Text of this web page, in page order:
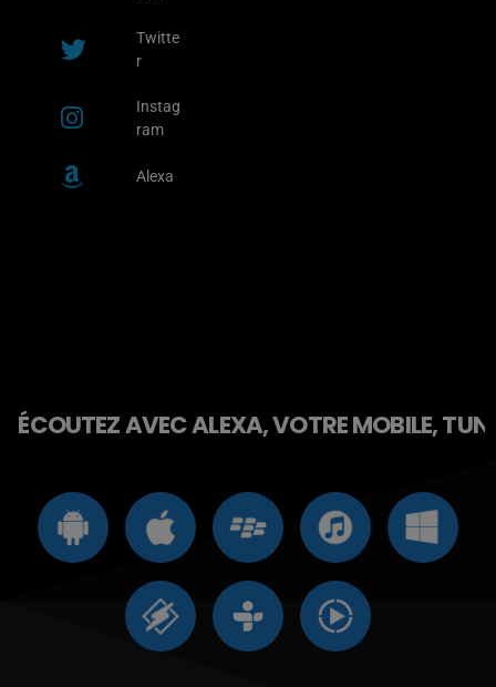
Twitte
r
Instag
ram
Alexa
ÉCOUTEZ AVEC ALEXA, VOTRE MOBILE,